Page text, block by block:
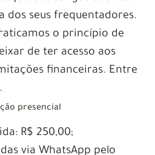
dos seus frequentadores.
o princípio de
de ter acesso aos
financeiras. Entre
presencial
R$ 250,00;
via WhatsApp pelo